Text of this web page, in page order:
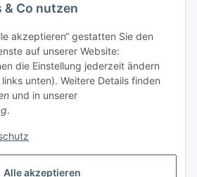
& Co nutzen
akzeptieren“ gestatten Sie den
auf unserer Website:
die Einstellung jederzeit ändern
unten). Weitere Details finden
und in unserer
.
Alle akzeptieren